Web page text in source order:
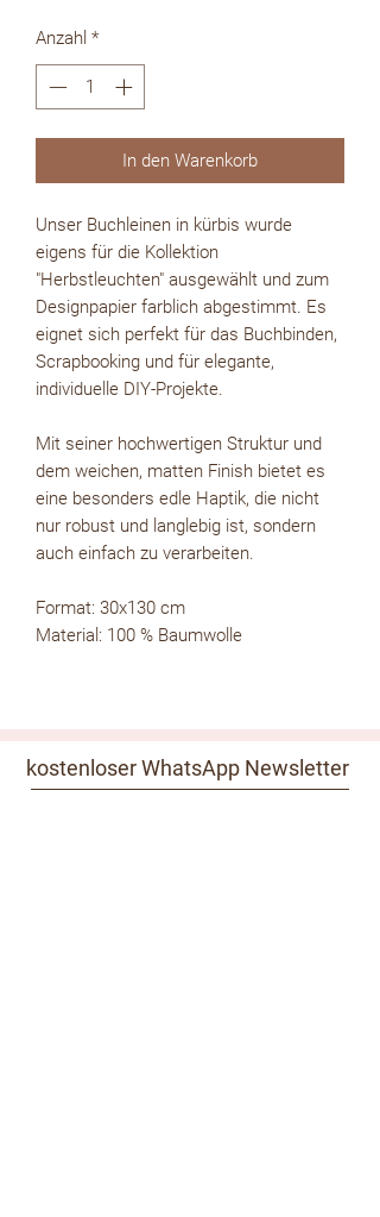
Anzahl *
In den Warenkorb
Unser Buchleinen in kürbis wurde
eigens für die Kollektion
"Herbstleuchten" ausgewählt und zum
Designpapier farblich abgestimmt. Es
eignet sich perfekt für das Buchbinden,
Scrapbooking und für elegante,
individuelle DIY-Projekte.
Mit seiner hochwertigen Struktur und
dem weichen, matten Finish bietet es
eine besonders edle Haptik, die nicht
nur robust und langlebig ist, sondern
auch einfach zu verarbeiten.
Format: 30x130 cm
Material: 100 % Baumwolle
kostenloser WhatsApp Newsletter